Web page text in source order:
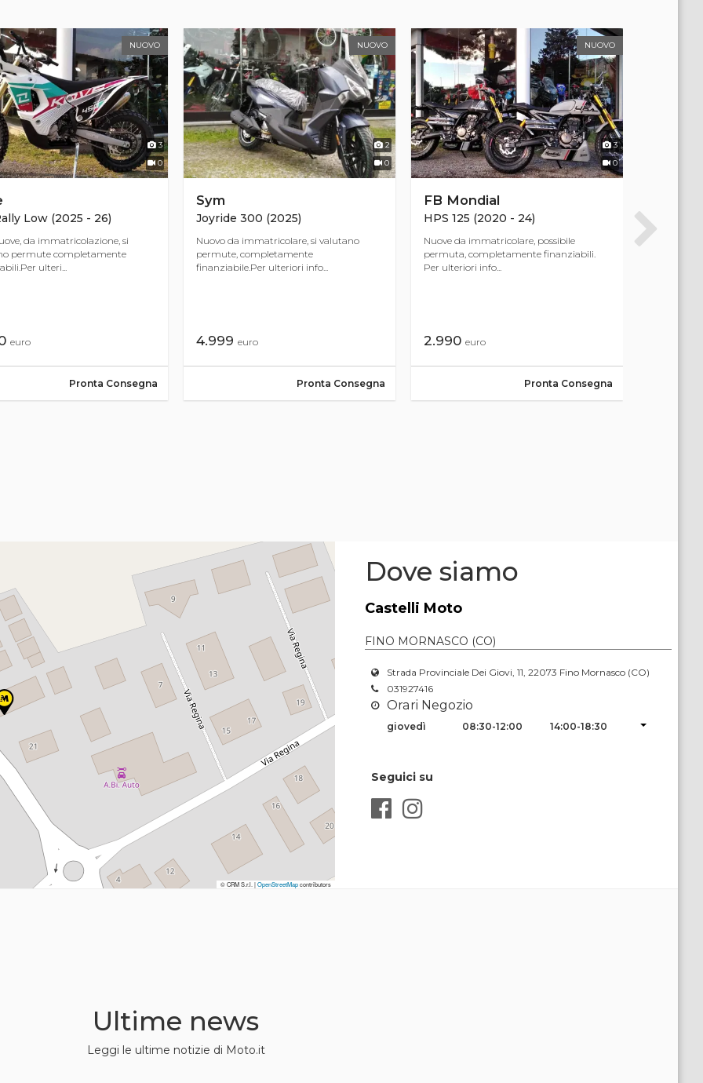
NUOVO
3
0
Low (2025 - 26)
da immatricolazione, si
permute completamente
ulteri...
euro
Pronta Consegna
NUOVO
2
0
Sym
Joyride 300 (2025)
Nuovo da immatricolare, si valutano
permute, completamente
finanziabile.Per ulteriori info...
4.999 euro
Pronta Consegna
NUOVO
3
0
FB Mondial
HPS 125 (2020 - 24)
Nuove da immatricolare, possibile
permuta, completamente finanziabili.
Per ulteriori info...
2.990 euro
Pronta Consegna
Dove siamo
Castelli Moto
FINO MORNASCO (CO)
Strada Provinciale Dei Giovi, 11, 22073 Fino Mornasco (CO)
031927416
Orari Negozio
giovedì 08:30-12:00 14:00-18:30
Seguici su
© CRM S.r.l. |OpenStreetMapcontributors
© CRM S.r.l. |OpenStreetMapcontributors
Ultime news
Leggi le ultime notizie di Moto.it